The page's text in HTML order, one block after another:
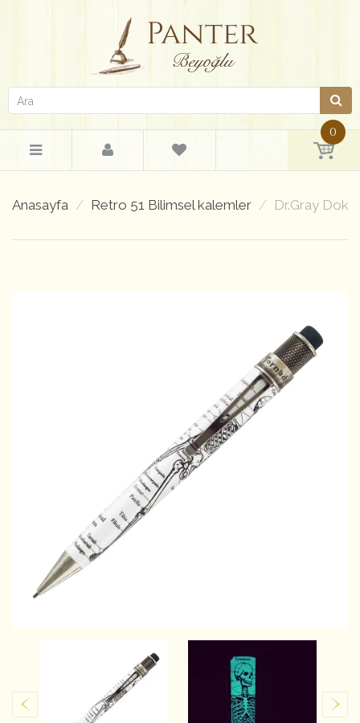
0
Anasayfa Retro 51 Bilimsel kalemler Dr.Gray